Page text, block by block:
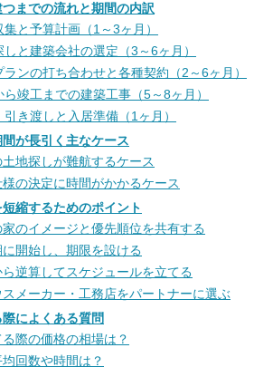
つまでの流れと期間の内訳
と予算計画（1～3ヶ月）
と建築会社の選定（3～6ヶ月）
ンの打ち合わせと各種契約（2～6ヶ月）
竣工までの建築工事（5～8ヶ月）
き渡しと入居準備（1ヶ月）
が長引く主なケース
地探しが難航するケース
の決定に時間がかかるケース
縮するためのポイント
のイメージと優先順位を共有する
開始し、期限を設ける
ら逆算してスケジュールを立てる
メーカー・工務店をパートナーに選ぶ
によくある質問
際の価格の相場は？
回数や時間は？